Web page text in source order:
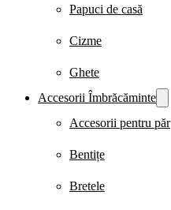
Papuci de casă
Cizme
Ghete
Accesorii Îmbrăcăminte
Accesorii pentru păr
Bentițe
Bretele